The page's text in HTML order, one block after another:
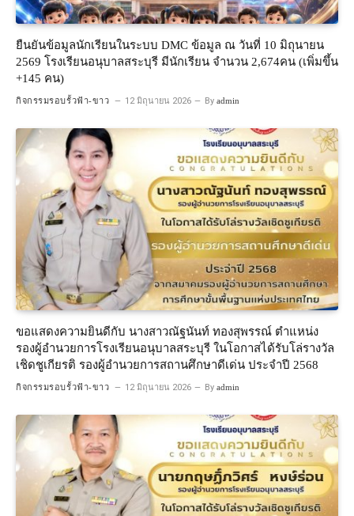
ยืนยันข้อมูลนักเรียนในระบบ DMC ข้อมูล ณ วันที่ 10 มิถุนายน
2569 โรงเรียนอนุบาลสระบุรี มีนักเรียน จำนวน 2,674คน (เพิ่มขึ้น
+145 คน)
กิจกรรมรอบรั้วฟ้า-ขาว 12 มิถุนายน 2026 By admin
ขอแสดงความยินดีกับ นางสาวณัฐนันท์ ทองสุพรรณ์ ตำแหน่ง
รองผู้อำนวยการโรงเรียนอนุบาลสระบุรี ในโอกาสได้รับโล่รางวัล
เชิดชูเกียรติ รองผู้อำนวยการสถานศึกษาดีเด่น ประจำปี 2568
กิจกรรมรอบรั้วฟ้า-ขาว 12 มิถุนายน 2026 By admin